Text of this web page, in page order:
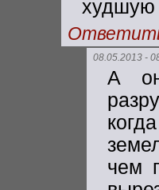
худшую
08.05.2013 -
А
чем